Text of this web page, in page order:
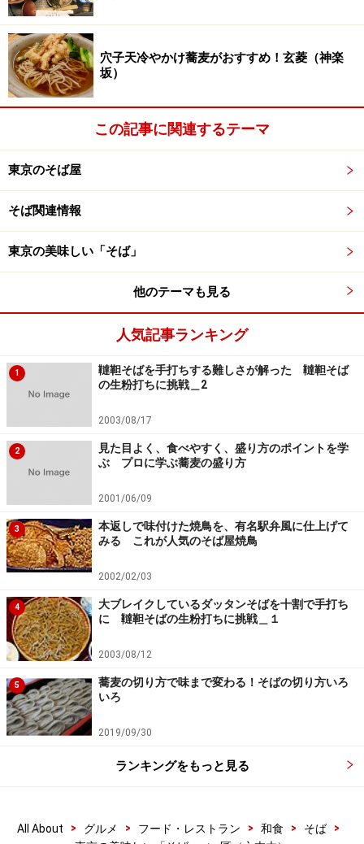
穴子天冷やかけ蕎麦がおすすめ！玄菱（神楽
坂）
この記事に関連するテーマ
東京のそば屋
そば関連情報
東京の美味しい「そば」
他のテーマも見る
人気記事ランキング
1
韃靼そばを手打ちする難しさが解った 韃靼そば
の生粉打ちに挑戦＿2
2003/08/17
2
見た目よく、食べやすく、盛り方のポイントを学
ぶ プロに学ぶ蕎麦の盛り方
2001/06/09
3
本返しで味付けた焼鳥を、有名駅弁風に仕上げて
みる これが人気のそば屋焼鳥
2002/02/03
4
大ブレイクしているダッタンそばを十割で手打ち
に 韃靼そばの生粉打ちに挑戦＿１
2003/08/12
5
蕎麦の切り方で味まで変わる！そばの切り方いろ
いろ
2019/09/30
ランキングをもっと見る
All About > グルメ > フード・レストラン > 和食 > そば
>